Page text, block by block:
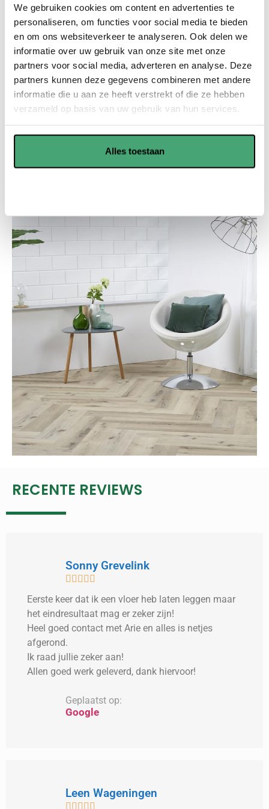
We gebruiken cookies om content en advertenties te
personaliseren, om functies voor social media te bieden
en om ons websiteverkeer te analyseren. Ook delen we
informatie over uw gebruik van onze site met onze
partners voor social media, adverteren en analyse. Deze
partners kunnen deze gegevens combineren met andere
informatie die u aan ze heeft verstrekt of die ze hebben
verzameld op basis van uw gebruik van hun services.
Alles toestaan
vloerverwarming.
PVC vloeren zijn robuust en duurzaam. Hierdoor gaan ze
nog jaren mee en spaart u veel geld uit in de toekomst.
PVC vloeren zijn onderhoudsvriendelijk en kunnen goed
tegen vocht, dus is voor verschillende ruimtes geschikt.
Offerte aanvragen
RECENTE REVIEWS
Sonny Grevelink
    
Eerste keer dat ik een vloer heb laten leggen maar
het eindresultaat mag er zeker zijn!
Heel goed contact met Arie en alles is netjes
afgerond.
Ik raad jullie zeker aan!
Allen goed werk geleverd, dank hiervoor!
Geplaatst op:
Google
Leen Wageningen
    